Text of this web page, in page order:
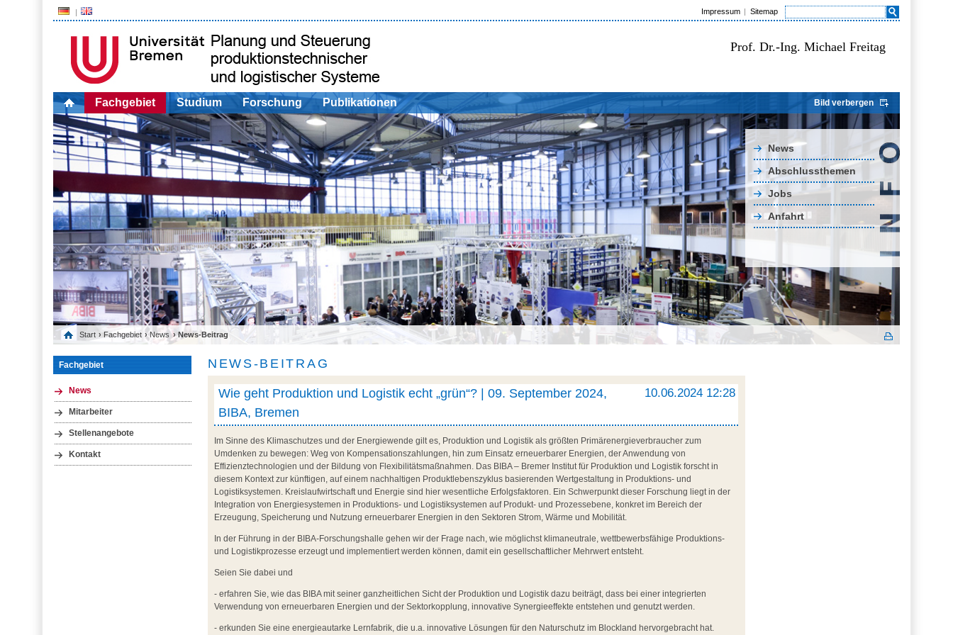
Impressum Sitemap
Prof. Dr.-Ing. Michael Freitag
Fachgebiet Studium Forschung Publikationen Bild verbergen
News
Abschlussthemen
Jobs
Anfahrt
Start › Fachgebiet ›News › News-Beitrag
Fachgebiet
News
Mitarbeiter
Stellenangebote
Kontakt
NEWS-BEITRAG
10.06.2024 12:28
Wie geht Produktion und Logistik echt „grün“? | 09. September 2024,
BIBA, Bremen
Im Sinne des Klimaschutzes und der Energiewende gilt es, Produktion und Logistik als größten Primärenergieverbraucher zum
Umdenken zu bewegen: Weg von Kompensationszahlungen, hin zum Einsatz erneuerbarer Energien, der Anwendung von
Effizienztechnologien und der Bildung von Flexibilitätsmaßnahmen. Das BIBA – Bremer Institut für Produktion und Logistik forscht in
diesem Kontext zur künftigen, auf einem nachhaltigen Produktlebenszyklus basierenden Wertgestaltung in Produktions- und
Logistiksystemen. Kreislaufwirtschaft und Energie sind hier wesentliche Erfolgsfaktoren. Ein Schwerpunkt dieser Forschung liegt in der
Integration von Energiesystemen in Produktions- und Logistiksystemen auf Produkt- und Prozessebene, konkret im Bereich der
Erzeugung, Speicherung und Nutzung erneuerbarer Energien in den Sektoren Strom, Wärme und Mobilität.
In der Führung in der BIBA-Forschungshalle gehen wir der Frage nach, wie möglichst klimaneutrale, wettbewerbsfähige Produktions-
und Logistikprozesse erzeugt und implementiert werden können, damit ein gesellschaftlicher Mehrwert entsteht.
Seien Sie dabei und
- erfahren Sie, wie das BIBA mit seiner ganzheitlichen Sicht der Produktion und Logistik dazu beiträgt, dass bei einer integrierten
Verwendung von erneuerbaren Energien und der Sektorkopplung, innovative Synergieeffekte entstehen und genutzt werden.
- erkunden Sie eine energieautarke Lernfabrik, die u.a. innovative Lösungen für den Naturschutz im Blockland hervorgebracht hat.